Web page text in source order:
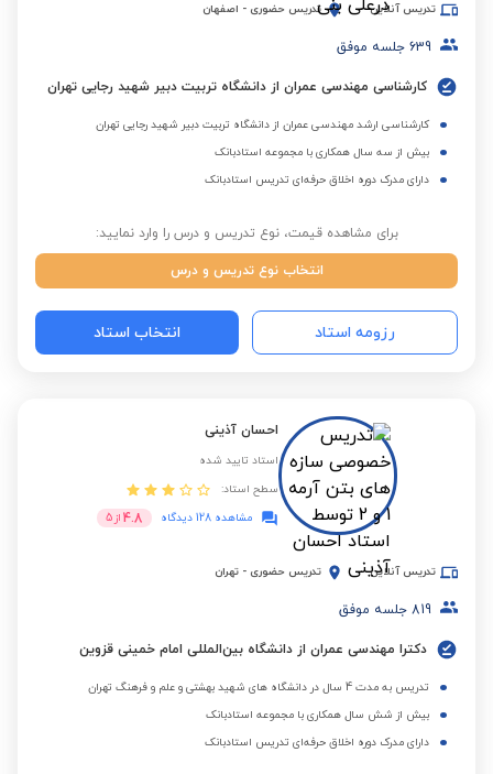
تدریس آنلاین تدریس حضوری - اصفهان
639 جلسه موفق
کارشناسی مهندسی عمران از دانشگاه تربیت دبیر شهید رجایی تهران
کارشناسی ارشد مهندسی عمران از دانشگاه تربیت دبیر شهید رجایی تهران
بیش از سه سال همکاری با مجموعه استادبانک
دارای مدرک دوره اخلاق حرفه‌ای تدریس استادبانک
برای مشاهده قیمت، نوع تدریس و درس را وارد نمایید:
انتخاب نوع تدریس و درس
رزومه استاد انتخاب استاد
احسان آذینی
استاد تایید شده
سطح استاد:
مشاهده 128 دیدگاه
4.8 از 5
تدریس آنلاین تدریس حضوری - تهران
819 جلسه موفق
دکترا مهندسی عمران از دانشگاه بین‌المللی امام خمینی قزوین
تدریس به مدت 4 سال در دانشگاه های شهید بهشتی و علم و فرهنگ تهران
بیش از شش سال همکاری با مجموعه استادبانک
دارای مدرک دوره اخلاق حرفه‌ای تدریس استادبانک